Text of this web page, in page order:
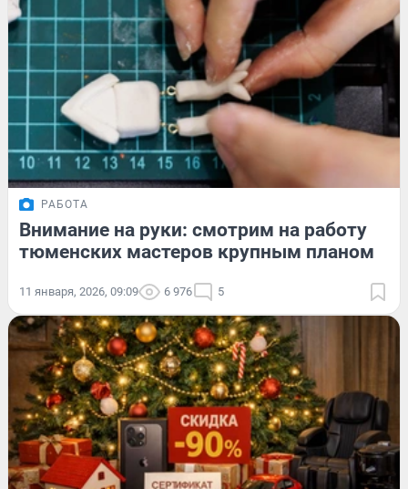
РАБОТА
Внимание на руки: смотрим на работу
тюменских мастеров крупным планом
11 января, 2026, 09:09 6 976 5